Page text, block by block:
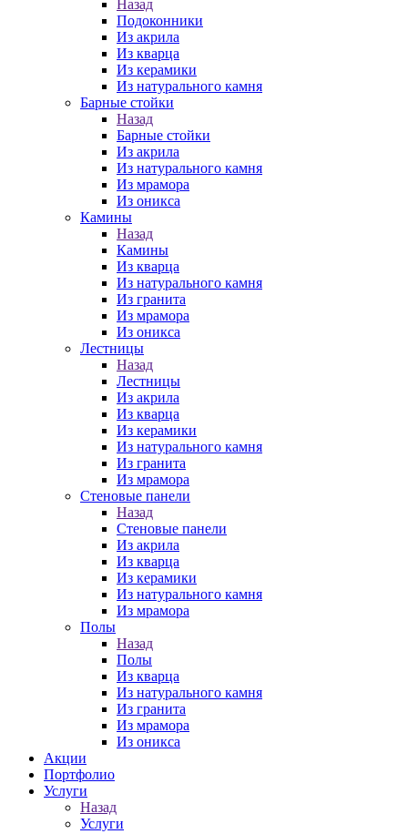
Назад
Подоконники
Из акрила
Из кварца
Из керамики
Из натурального камня
Барные стойки
Назад
Барные стойки
Из акрила
Из натурального камня
Из мрамора
Из оникса
Камины
Назад
Камины
Из кварца
Из натурального камня
Из гранита
Из мрамора
Из оникса
Лестницы
Назад
Лестницы
Из акрила
Из кварца
Из керамики
Из натурального камня
Из гранита
Из мрамора
Стеновые панели
Назад
Стеновые панели
Из акрила
Из кварца
Из керамики
Из натурального камня
Из мрамора
Полы
Назад
Полы
Из кварца
Из натурального камня
Из гранита
Из мрамора
Из оникса
Акции
Портфолио
Услуги
Назад
Услуги